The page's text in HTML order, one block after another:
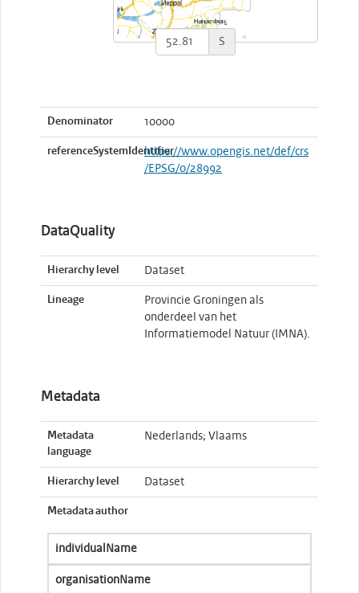
S
Denominator 10000
referenceSystemIdentifierhttps://www.opengis.net/def/crs
/EPSG/0/28992
DataQuality
Hierarchy level Dataset
Lineage
Provincie Groningen als
onderdeel van het
Informatiemodel Natuur (IMNA).
Metadata
Metadata
language
Nederlands; Vlaams
Hierarchy level Dataset
Metadata author
individualName
organisationName